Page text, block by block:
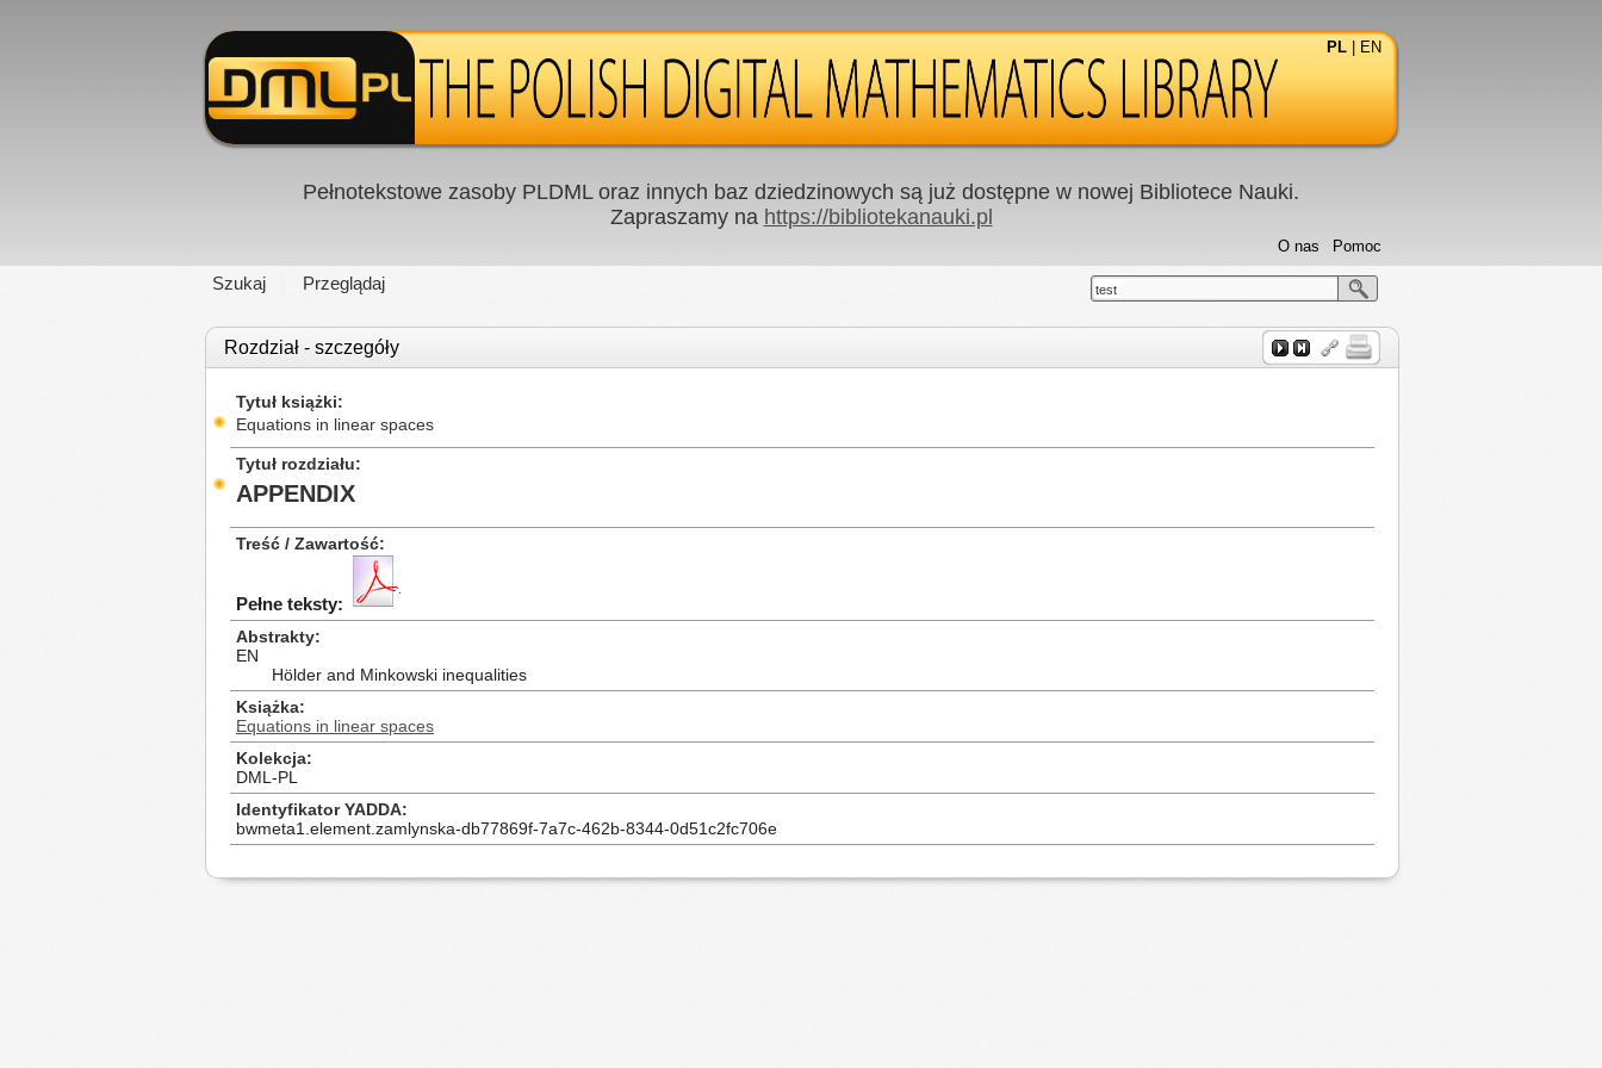
PL EN
Pełnotekstowe zasoby PLDML oraz innych baz dziedzinowych są już dostępne w nowej Bibliotece Nauki.
Zapraszamy na https://bibliotekanauki.pl
Szukaj Przeglądaj
Pomoc
O nas
test
Rozdział - szczegóły
Tytuł książki
Equations in linear spaces
Tytuł rozdziału
APPENDIX
Treść / Zawartość
Pełne teksty:
Abstrakty
EN
Hölder and Minkowski inequalities
Książka
Equations in linear spaces
Kolekcja
DML-PL
Identyfikator YADDA
bwmeta1.element.zamlynska-db77869f-7a7c-462b-8344-0d51c2fc706e